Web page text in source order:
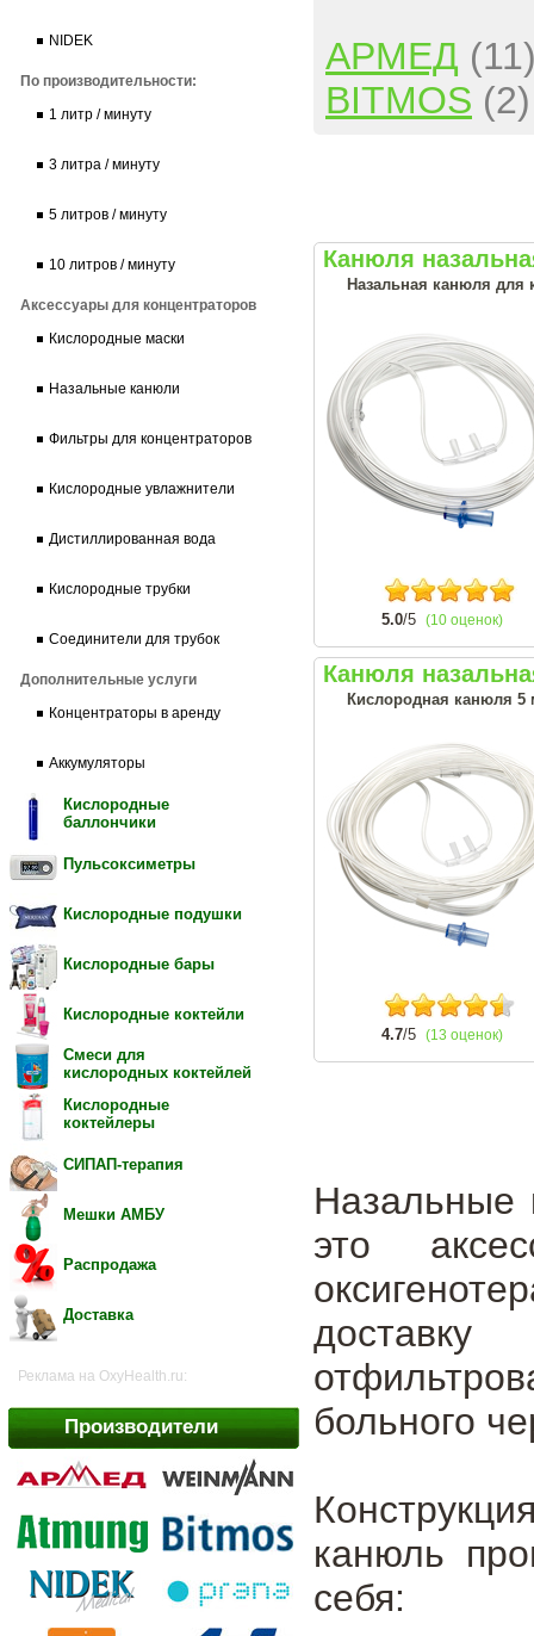
NIDEK
По производительности:
1 литр / минуту
3 литра / минуту
5 литров / минуту
10 литров / минуту
Аксессуары для концентраторов
Кислородные маски
Назальные канюли
Фильтры для концентраторов
Кислородные увлажнители
Дистиллированная вода
Кислородные трубки
Соединители для трубок
Дополнительные услуги
Концентраторы в аренду
Аккумуляторы
Кислородные
баллончики
Пульсоксиметры
Кислородные подушки
Кислородные бары
Кислородные коктейли
Смеси для
кислородных коктейлей
Кислородные
коктейлеры
СИПАП-терапия
Мешки АМБУ
Распродажа
Доставка
Реклама на OxyHealth.ru:
Производители
АРМЕД
BITMOS (2)
Канюля
Назальная канюля для
5.0/5 (10 оценок)
Канюля
Кислородная канюля 5
4.7/5 (13 оценок)
это
больного
канюль
себя: